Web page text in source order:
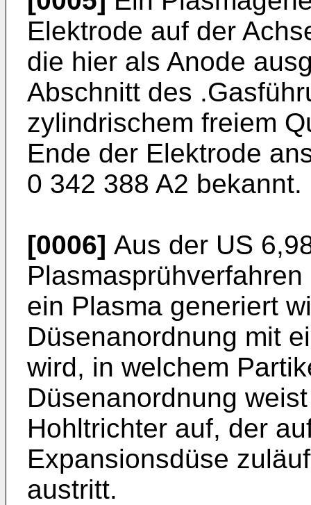
Elektrode auf der
die hier als Anode
Abschnitt des
zylindrischem freiem
Ende der Elektrode
0 342 388 A2 bekannt.
[0006] Aus der US
ein Plasma generiert
Düsenanordnung mit
wird, in welchem
Düsenanordnung
Hohltrichter auf, der
Expansionsdüse
austritt.